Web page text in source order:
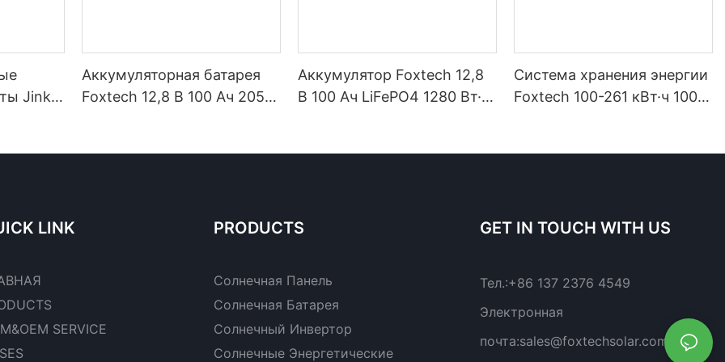
Jinko
Аккумуляторная батарея
Foxtech 12,8 В 100 Ач 205
Аккумулятор Foxtech 12,8
В 100 Ач LiFePO4 1280 Вт·ч
Система хранения энергии
Foxtech 100-261 кВт·ч 1000
LINK
SERVICE
PRODUCTS
Солнечная Панель
Солнечная Батарея
Солнечный Инвертор
Солнечные Энергетические
GET IN TOUCH WITH US
Тел.:+86 137 2376 4549
Электронная
почта:sales@foxtechsolar.com